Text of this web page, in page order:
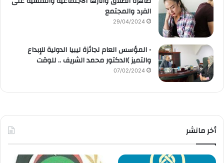
الفرد والمجتمع
29/04/2024
• المؤسس العام لجائزة ليبيا الدولية للإبداع
والتميز )الدكتور محمد الشريف .. للوقت
07/02/2024
أخر مانشر